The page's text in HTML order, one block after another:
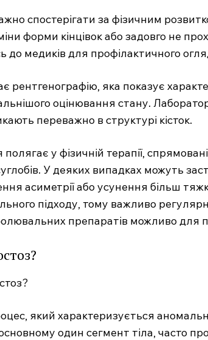
спостерігати за фізичним
форми кінцівок або задовго не
до медиків для профілактичного
рентгенографію, яка показує
оцінювання стану.
переважно в структурі кісток.
полягає у фізичній терапії,
У деяких випадках можуть
асиметрії або усунення більш
підходу, тому важливо
препаратів можливо для
який характеризується
один сегмент тіла, часто